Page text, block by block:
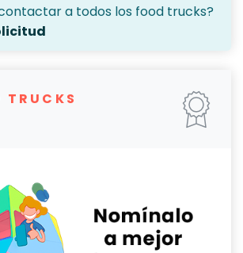
a todos los food trucks?
TRUCKS